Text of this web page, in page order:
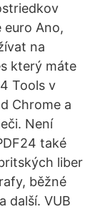
euro Ano,
na
který máte
Tools v
Chrome a
Není
také
liber
běžné
další. VUB